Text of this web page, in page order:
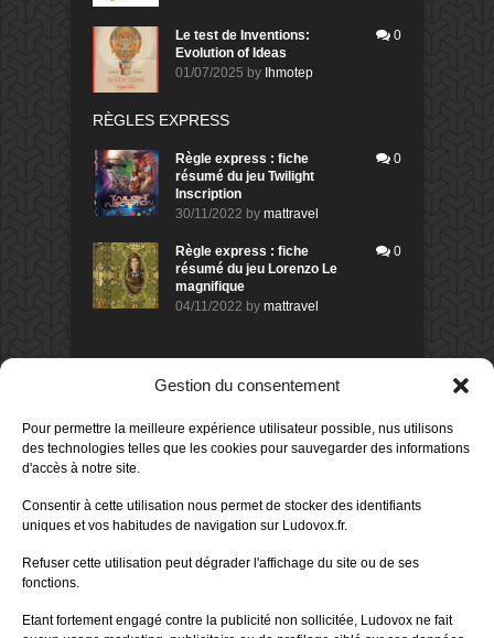
Gestion du consentement
Pour permettre la meilleure expérience utilisateur possible, nus utilisons
des technologies telles que les cookies pour sauvegarder des informations
d'accès à notre site.
Consentir à cette utilisation nous permet de stocker des identifiants
uniques et vos habitudes de navigation sur Ludovox.fr.
Refuser cette utilisation peut dégrader l'affichage du site ou de ses
fonctions.
Etant fortement engagé contre la publicité non sollicitée, Ludovox ne fait
Le test de Inventions:
Evolution of Ideas
01/07/2025 by Ihmotep
0
RÈGLES EXPRESS
Règle express : fiche
résumé du jeu Twilight
Inscription
30/11/2022 by mattravel
0
Règle express : fiche
résumé du jeu Lorenzo Le
magnifique
04/11/2022 by mattravel
0
DERNIERS AVIS DES MEMBRES
Avis de
Sur le jeu Collect!
il y a 1 jour
Avis demorlockbob
Sur le jeu Detective Box - Ciao
Publié leil y a 3 jours
80%
Sur le jeu Detective Box - Ciao